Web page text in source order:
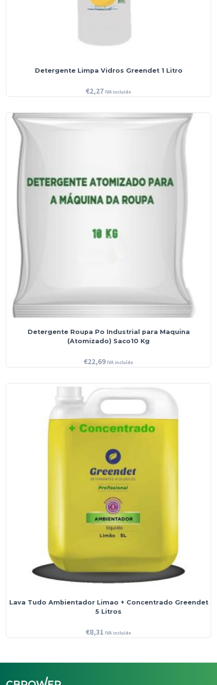
Detergente Limpa Vidros Greendet 1 Litro
€2,27 IVA incluído
Detergente Roupa Po Industrial para Maquina
(Atomizado) Saco10 Kg
€22,69 IVA incluído
Lava Tudo Ambientador Limao + Concentrado Greendet
5 Litros
€8,31 IVA incluído